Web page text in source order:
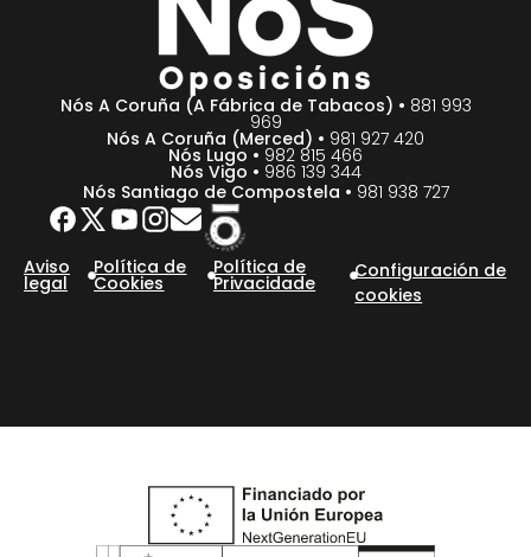
Nós A Coruña (A Fábrica de Tabacos) • 881 993
969
Nós A Coruña (Merced) • 981 927 420
Nós Lugo • 982 815 466
Nós Vigo • 986 139 344
Nós Santiago de Compostela • 981 938 727
Aviso
legal
Política de
Cookies
Política de
Privacidade
Configuración de
cookies